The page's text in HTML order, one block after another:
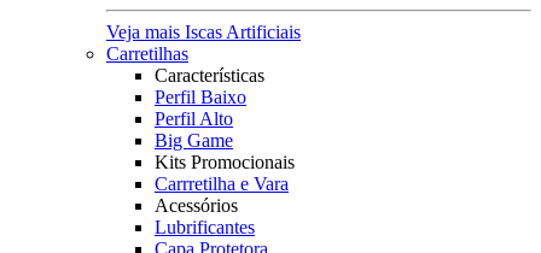
Veja mais Iscas Artificiais
Carretilhas
Características
Perfil Baixo
Perfil Alto
Big Game
Kits Promocionais
Carrretilha e Vara
Acessórios
Lubrificantes
Capa Protetora